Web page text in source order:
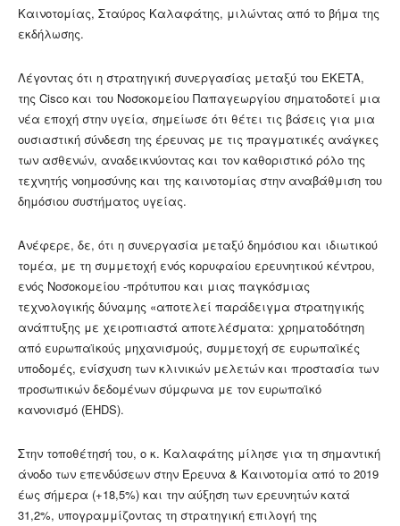
Καινοτομίας, Σταύρος Καλαφάτης, μιλώντας από το βήμα της
εκδήλωσης.
Λέγοντας ότι η στρατηγική συνεργασίας μεταξύ του ΕΚΕΤΑ,
της Cisco και του Νοσοκομείου Παπαγεωργίου σηματοδοτεί μια
νέα εποχή στην υγεία, σημείωσε ότι θέτει τις βάσεις για μια
ουσιαστική σύνδεση της έρευνας με τις πραγματικές ανάγκες
των ασθενών, αναδεικνύοντας και τον καθοριστικό ρόλο της
τεχνητής νοημοσύνης και της καινοτομίας στην αναβάθμιση του
δημόσιου συστήματος υγείας.
Ανέφερε, δε, ότι η συνεργασία μεταξύ δημόσιου και ιδιωτικού
τομέα, με τη συμμετοχή ενός κορυφαίου ερευνητικού κέντρου,
ενός Νοσοκομείου -πρότυπου και μιας παγκόσμιας
τεχνολογικής δύναμης «αποτελεί παράδειγμα στρατηγικής
ανάπτυξης με χειροπιαστά αποτελέσματα: χρηματοδότηση
από ευρωπαϊκούς μηχανισμούς, συμμετοχή σε ευρωπαϊκές
υποδομές, ενίσχυση των κλινικών μελετών και προστασία των
προσωπικών δεδομένων σύμφωνα με τον ευρωπαϊκό
κανονισμό (EHDS).
Στην τοποθέτησή του, ο κ. Καλαφάτης μίλησε για τη σημαντική
άνοδο των επενδύσεων στην Έρευνα & Καινοτομία από το 2019
έως σήμερα (+18,5%) και την αύξηση των ερευνητών κατά
31,2%, υπογραμμίζοντας τη στρατηγική επιλογή της